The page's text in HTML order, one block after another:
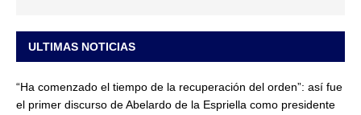
ULTIMAS NOTICIAS
“Ha comenzado el tiempo de la recuperación del orden”: así fue
el primer discurso de Abelardo de la Espriella como presidente